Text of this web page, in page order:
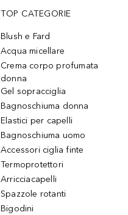
TOP CATEGORIE
Blush e Fard
Acqua micellare
Crema corpo profumata
donna
Gel sopracciglia
Bagnoschiuma donna
Elastici per capelli
Bagnoschiuma uomo
Accessori ciglia finte
Termoprotettori
Arricciacapelli
Spazzole rotanti
Bigodini